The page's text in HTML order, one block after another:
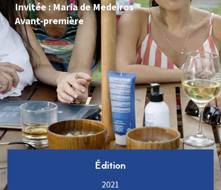
Invitée : Maria de Medeiros
Avant-première
Édition
2021